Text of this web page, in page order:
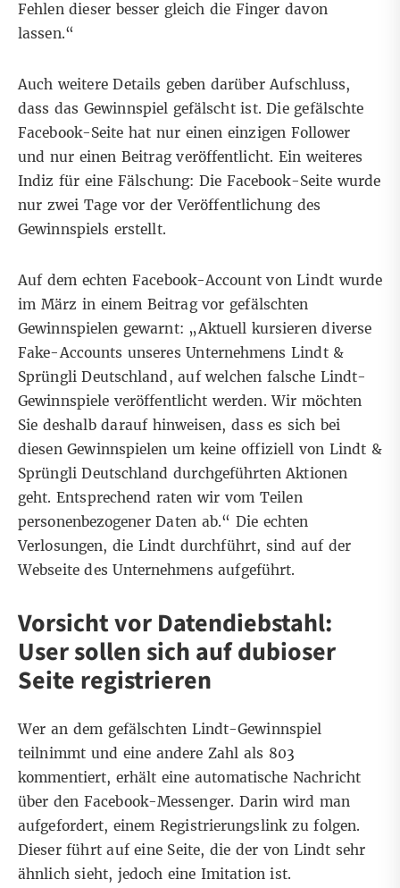
Fehlen dieser besser gleich die Finger davon
lassen.“
Auch weitere Details geben darüber Aufschluss,
dass das Gewinnspiel gefälscht ist. Die gefälschte
Facebook-Seite hat nur einen einzigen Follower
und nur einen Beitrag veröffentlicht. Ein weiteres
Indiz für eine Fälschung: Die Facebook-Seite wurde
nur zwei Tage vor der Veröffentlichung des
Gewinnspiels erstellt.
Auf dem echten Facebook-Account von Lindt wurde
im März in einem Beitragvor gefälschten
Gewinnspielen gewarnt: „Aktuell kursieren diverse
Fake-Accounts unseres Unternehmens Lindt &
Sprüngli Deutschland, auf welchen falsche Lindt-
Gewinnspiele veröffentlicht werden. Wir möchten
Sie deshalb darauf hinweisen, dass es sich bei
diesen Gewinnspielen um keine offiziell von Lindt &
Sprüngli Deutschland durchgeführten Aktionen
geht. Entsprechend raten wir vom Teilen
personenbezogener Daten ab.“ Die echten
Verlosungen, die Lindt durchführt, sind auf der
Webseite des Unternehmens aufgeführt.
Vorsicht vor Datendiebstahl:
User sollen sich auf dubioser
Seite registrieren
Wer an dem gefälschten Lindt-Gewinnspiel
teilnimmt und eine andere Zahl als 803
kommentiert, erhält eine automatische Nachricht
über den Facebook-Messenger. Darin wird man
aufgefordert, einem Registrierungslink zu folgen.
Dieser führt auf eine Seite, die der von Lindt sehr
ähnlich sieht, jedoch eine Imitation ist.